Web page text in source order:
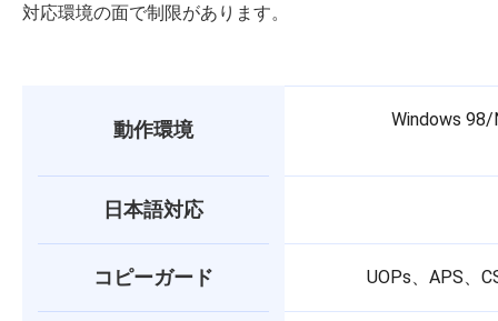
対応環境の面で制限があります。
動作環境 Windows
日本語対応
コピーガード UOPs、APS、